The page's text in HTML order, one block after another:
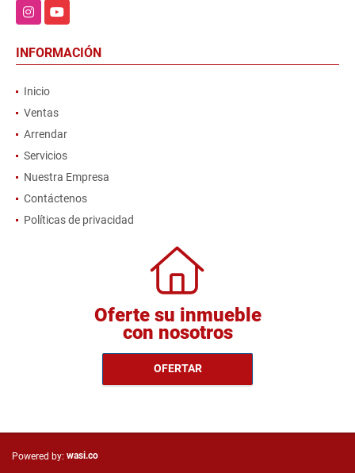
InstagramYouTube
INFORMACIÓN
Inicio
Ventas
Arrendar
Servicios
Nuestra Empresa
Contáctenos
Políticas de privacidad
Oferte su inmueble
con nosotros
OFERTAR
Powered by: wasi.co